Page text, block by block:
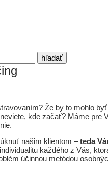
Že by to mohlo
kde začať? Máme pre
našim klientom –teda
každého z Vás,
účinnou metódou